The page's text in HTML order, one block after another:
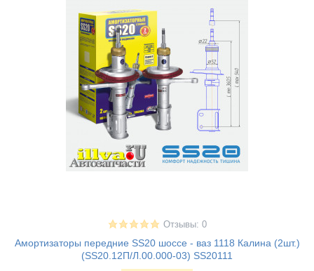
Отзывы: 0
Амортизаторы передние SS20 шоссе - ваз 1118 Калина (2шт.)
(SS20.12П/Л.00.000-03) SS20111